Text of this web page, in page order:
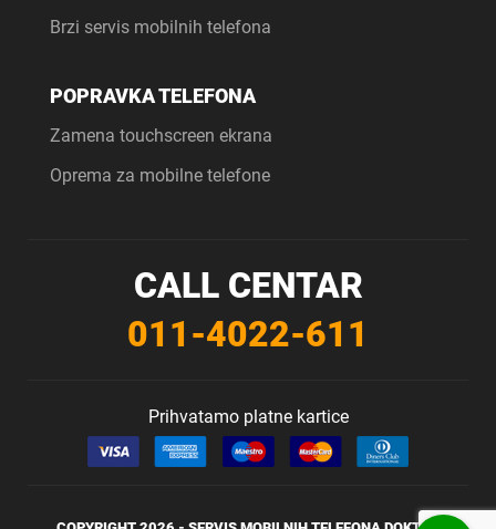
Brzi servis mobilnih telefona
POPRAVKA TELEFONA
Zamena touchscreen ekrana
Oprema za mobilne telefone
CALL CENTAR
011-4022-611
Prihvatamo platne kartice